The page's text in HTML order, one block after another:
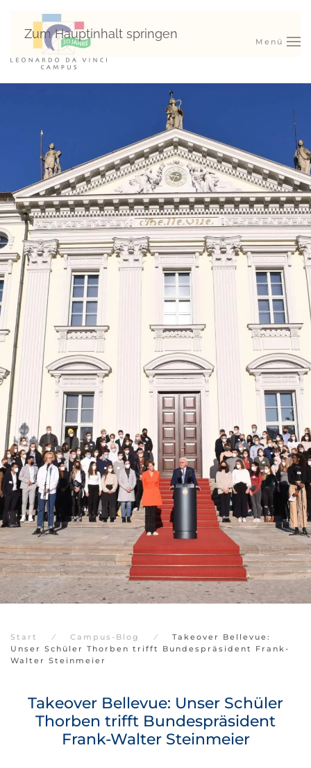
Zum Hauptinhalt springen
Menü
Start Campus-Blog
Takeover Bellevue:
Unser Schüler Thorben trifft Bundespräsident Frank-
Walter Steinmeier
Takeover Bellevue: Unser Schüler
Thorben trifft Bundespräsident
Frank-Walter Steinmeier